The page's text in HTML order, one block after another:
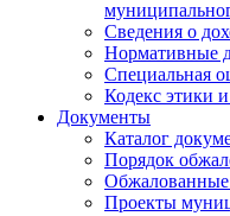
Сведения о
Нормативные
Специальная
Кодекс этики
Документы
Каталог
Порядок
Проекты